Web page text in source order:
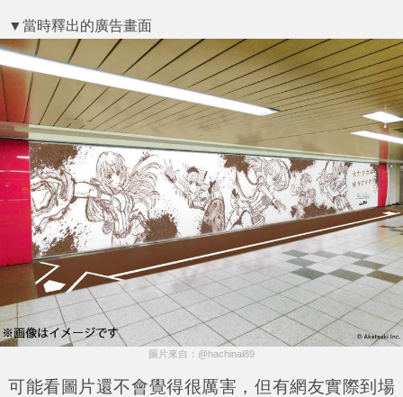
▼當時釋出的廣告畫面
圖片來自：@hachinai89
可能看圖片還不會覺得很厲害，但有網友實際到場